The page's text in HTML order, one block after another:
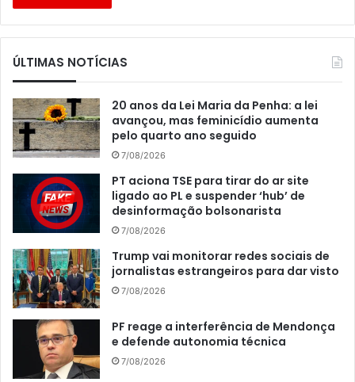
ÚLTIMAS NOTÍCIAS
20 anos da Lei Maria da Penha: a lei
avançou, mas feminicídio aumenta
pelo quarto ano seguido
7/08/2026
PT aciona TSE para tirar do ar site
ligado ao PL e suspender ‘hub’ de
desinformação bolsonarista
7/08/2026
Trump vai monitorar redes sociais de
jornalistas estrangeiros para dar visto
7/08/2026
PF reage a interferência de Mendonça
e defende autonomia técnica
7/08/2026